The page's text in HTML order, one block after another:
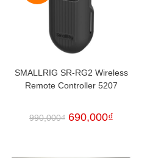
SMALLRIG SR-RG2 Wireless
Remote Controller 5207
990,000₫ 690,000₫